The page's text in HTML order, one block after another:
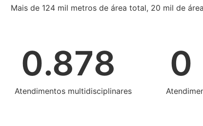
Mais de 124 mil metros de área total, 20 mil de
0.878 0
Atendimentos multidisciplinares